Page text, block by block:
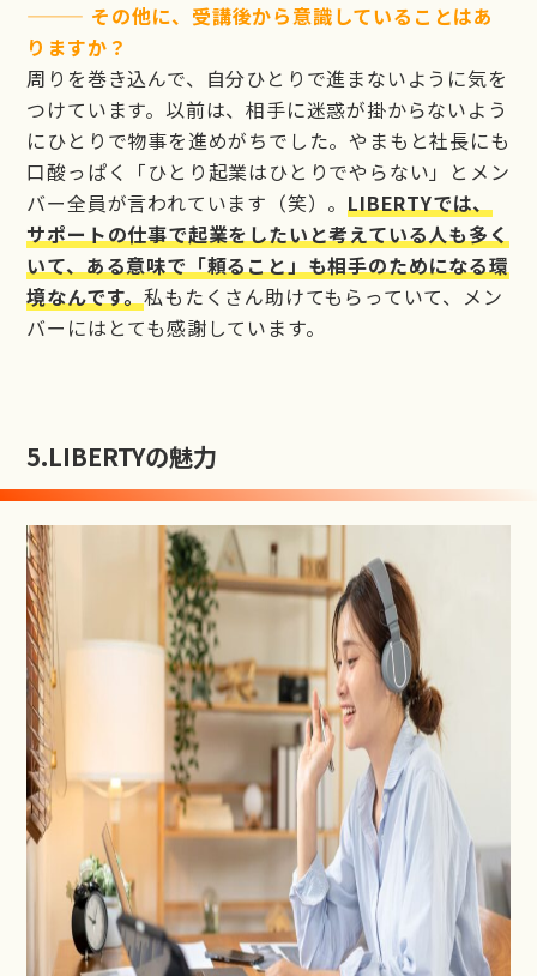
——— その他に、受講後から意識していることはあ
りますか？
周りを巻き込んで、自分ひとりで進まないように気を
つけています。以前は、相手に迷惑が掛からないよう
にひとりで物事を進めがちでした。やまもと社長にも
口酸っぱく「ひとり起業はひとりでやらない」とメン
バー全員が言われています（笑）。LIBERTYでは、
サポートの仕事で起業をしたいと考えている人も多く
いて、ある意味で「頼ること」も相手のためになる環
境なんです。私もたくさん助けてもらっていて、メン
バーにはとても感謝しています。
5.LIBERTYの魅力